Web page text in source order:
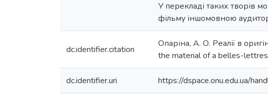
У перекладі таких творів
фільму іншомовною
dc.identifier.citation
Опаріна, А. О. Реалії в
the material of a belles-lettres
dc.identifier.uri https://dspace.onu.edu.ua/